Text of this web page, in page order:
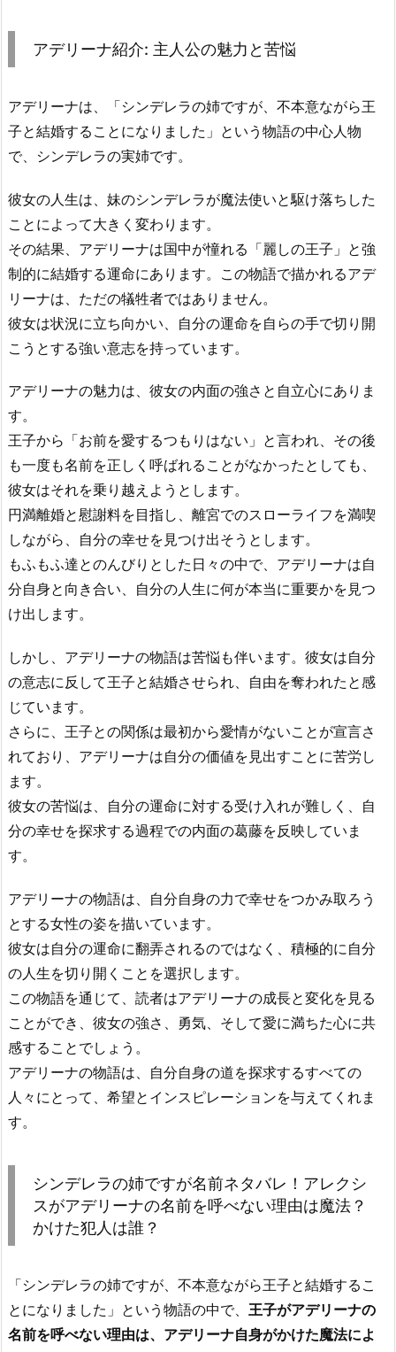
アデリーナ紹介: 主人公の魅力と苦悩
アデリーナは、「シンデレラの姉ですが、不本意ながら王
子と結婚することになりました」という物語の中心人物
で、シンデレラの実姉です。
彼女の人生は、妹のシンデレラが魔法使いと駆け落ちした
ことによって大きく変わります。
その結果、アデリーナは国中が憧れる「麗しの王子」と強
制的に結婚する運命にあります。この物語で描かれるアデ
リーナは、ただの犠牲者ではありません。
彼女は状況に立ち向かい、自分の運命を自らの手で切り開
こうとする強い意志を持っています。
アデリーナの魅力は、彼女の内面の強さと自立心にありま
す。
王子から「お前を愛するつもりはない」と言われ、その後
も一度も名前を正しく呼ばれることがなかったとしても、
彼女はそれを乗り越えようとします。
円満離婚と慰謝料を目指し、離宮でのスローライフを満喫
しながら、自分の幸せを見つけ出そうとします。
もふもふ達とのんびりとした日々の中で、アデリーナは自
分自身と向き合い、自分の人生に何が本当に重要かを見つ
け出します。
しかし、アデリーナの物語は苦悩も伴います。彼女は自分
の意志に反して王子と結婚させられ、自由を奪われたと感
じています。
さらに、王子との関係は最初から愛情がないことが宣言さ
れており、アデリーナは自分の価値を見出すことに苦労し
ます。
彼女の苦悩は、自分の運命に対する受け入れが難しく、自
分の幸せを探求する過程での内面の葛藤を反映していま
す。
アデリーナの物語は、自分自身の力で幸せをつかみ取ろう
とする女性の姿を描いています。
彼女は自分の運命に翻弄されるのではなく、積極的に自分
の人生を切り開くことを選択します。
この物語を通じて、読者はアデリーナの成長と変化を見る
ことができ、彼女の強さ、勇気、そして愛に満ちた心に共
感することでしょう。
アデリーナの物語は、自分自身の道を探求するすべての
人々にとって、希望とインスピレーションを与えてくれま
す。
シンデレラの姉ですが名前ネタバレ！アレクシ
スがアデリーナの名前を呼べない理由は魔法？
かけた犯人は誰？
「シンデレラの姉ですが、不本意ながら王子と結婚するこ
とになりました」という物語の中で、 王子がアデリーナの
名前を呼べない理由は、アデリーナ自身がかけた魔法によ